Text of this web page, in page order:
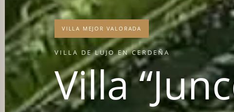
VILLA MEJOR VALORADA
VILLA DE LUJO EN CERDEÑA
Villa